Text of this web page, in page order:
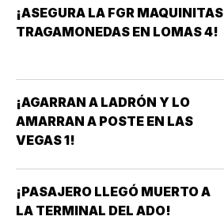
¡ASEGURA LA FGR MAQUINITAS
TRAGAMONEDAS EN LOMAS 4!
¡AGARRAN A LADRÓN Y LO
AMARRAN A POSTE EN LAS
VEGAS 1!
¡PASAJERO LLEGÓ MUERTO A
LA TERMINAL DEL ADO!